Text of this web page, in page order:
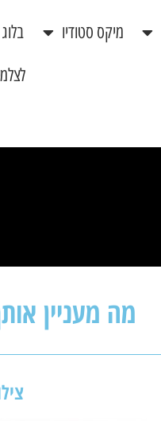
מיקס סטודיו בלוג
מה מעניין